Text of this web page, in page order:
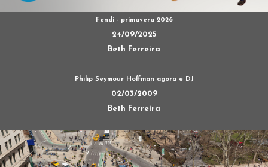
Fendi - primavera 2026
24/09/2025
Beth Ferreira
Philip Seymour Hoffman agora é DJ
02/03/2009
Beth Ferreira